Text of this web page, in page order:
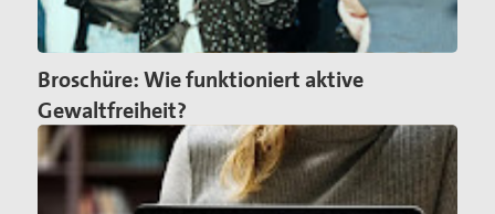
Kontakt
Suche
Broschüre: Wie funktioniert aktive
Gewaltfreiheit?